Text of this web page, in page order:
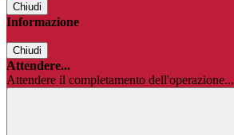
Chiudi
Informazione
Chiudi
Attendere...
Attendere il completamento dell'operazione...